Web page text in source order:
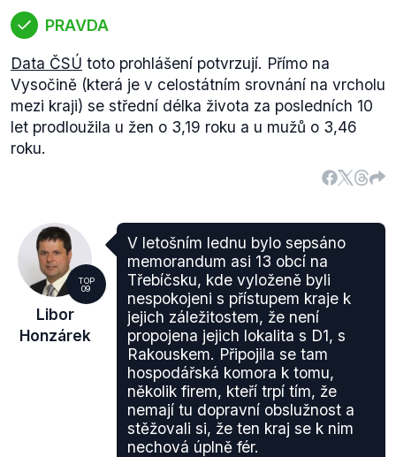
PRAVDA
Data ČSÚ toto prohlášení potvrzují. Přímo na
Vysočině (která je v celostátním srovnání na vrcholu
mezi kraji) se střední délka života za posledních 10
let prodloužila u žen o 3,19 roku a u mužů o 3,46
roku.
TOP
09
Libor
Honzárek
V letošním lednu bylo sepsáno
memorandum asi 13 obcí na
Třebíčsku, kde vyloženě byli
nespokojeni s přístupem kraje k
jejich záležitostem, že není
propojena jejich lokalita s D1, s
Rakouskem. Připojila se tam
hospodářská komora k tomu,
několik firem, kteří trpí tím, že
nemají tu dopravní obslužnost a
stěžovali si, že ten kraj se k nim
nechová úplně fér.